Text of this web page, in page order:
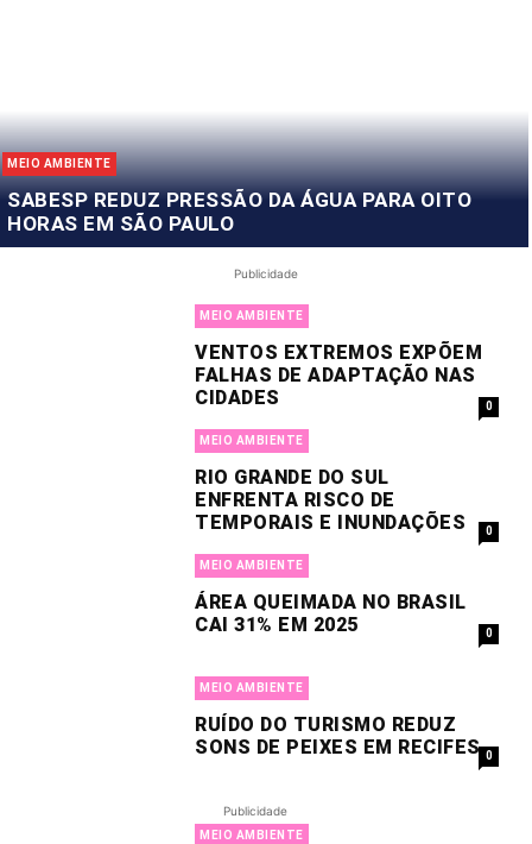
MEIO AMBIENTE
SABESP REDUZ PRESSÃO DA ÁGUA PARA OITO
HORAS EM SÃO PAULO
Publicidade
MEIO AMBIENTE
VENTOS EXTREMOS EXPÕEM
FALHAS DE ADAPTAÇÃO NAS
CIDADES
0
MEIO AMBIENTE
RIO GRANDE DO SUL
ENFRENTA RISCO DE
TEMPORAIS E INUNDAÇÕES
0
MEIO AMBIENTE
ÁREA QUEIMADA NO BRASIL
CAI 31% EM 2025
0
MEIO AMBIENTE
RUÍDO DO TURISMO REDUZ
SONS DE PEIXES EM RECIFES 0
Publicidade
MEIO AMBIENTE